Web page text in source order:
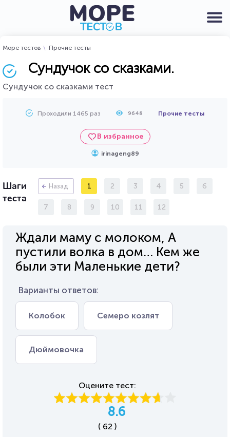
Море тестов Прочие тесты
Сундучок со сказками.
Сундучок со сказками тест
Проходили 1465 раз 9648 Прочие тесты
В избранное
irinageng89
Шаги
теста
Назад 1 2 3 4 5 6
7 8 9 10 11 12
Ждали маму с молоком, А
пустили волка в дом… Кем же
были эти Маленькие дети?
Варианты ответов:
Колобок Семеро козлят
Дюймовочка
Оцените тест:
8.6
( 62 )